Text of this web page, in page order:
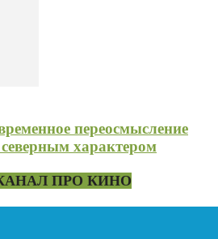
переосмысление
характером
ПРО КИНО